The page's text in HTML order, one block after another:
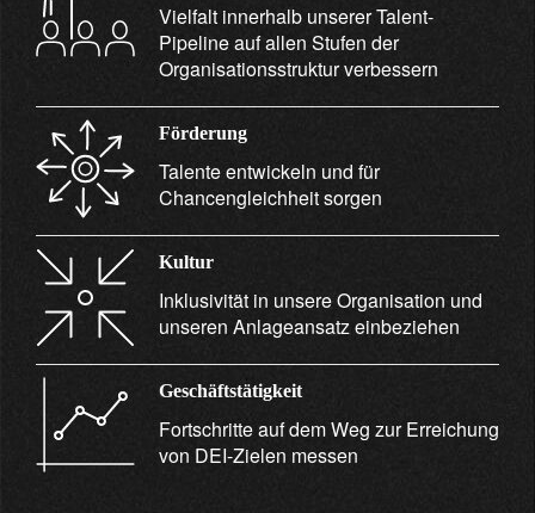
Vielfalt innerhalb unserer Talent-
Pipeline auf allen Stufen der
Organisationsstruktur verbessern
Förderung
Talente entwickeln und für
Chancengleichheit sorgen
Kultur
Inklusivität in unsere Organisation und
unseren Anlageansatz einbeziehen
Geschäftstätigkeit
Fortschritte auf dem Weg zur Erreichung
von DEI-Zielen messen